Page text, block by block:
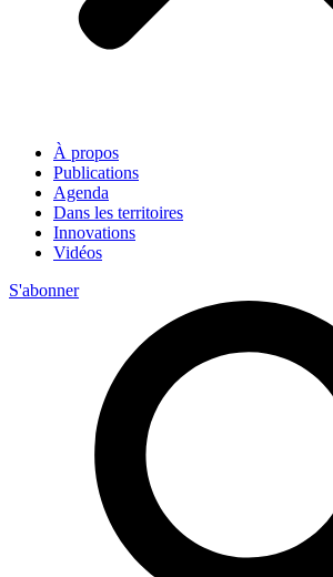
À propos
Publications
Agenda
Dans les territoires
Innovations
Vidéos
S'abonner